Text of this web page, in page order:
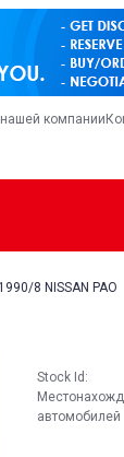
компании
1990/8 NISSAN PAO
Stock Id:
автомобилей